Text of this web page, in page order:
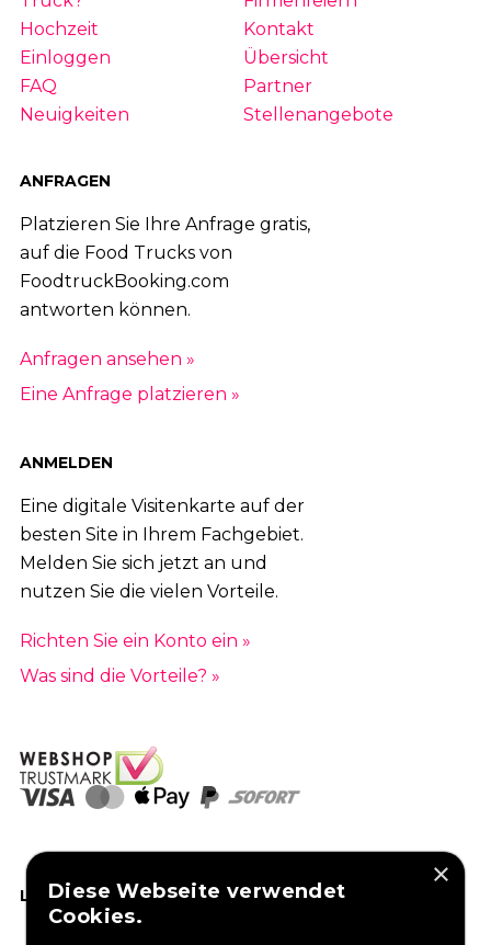
Hochzeit
Kontakt
Einloggen
Übersicht
FAQ
Partner
Neuigkeiten
Stellenangebote
ANFRAGEN
Platzieren Sie Ihre Anfrage gratis,
auf die Food Trucks von
FoodtruckBooking.com
antworten können.
Anfragen ansehen »
Eine Anfrage platzieren »
ANMELDEN
Eine digitale Visitenkarte auf der
besten Site in Ihrem Fachgebiet.
Melden Sie sich jetzt an und
nutzen Sie die vielen Vorteile.
Richten Sie ein Konto ein »
Was sind die Vorteile? »
LIKEN SIE UNS AUF FACEBOOK
×
Diese Webseite verwendet
Cookies.